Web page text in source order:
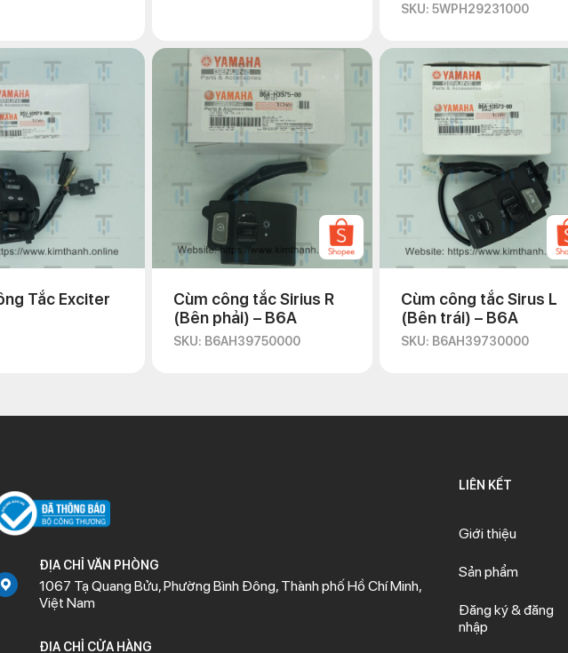
SKU: 5WPH29231000
Tắc Exciter
Cùm công tắc Sirius R
(Bên phải) – B6A
SKU: B6AH39750000
Cùm công tắc Sirus L
(Bên trái) – B6A
SKU: B6AH39730000
ĐỊA CHỈ VĂN PHÒNG
1067 Tạ Quang Bửu, Phường Bình Đông, Thành phố Hồ Chí Minh,
Việt Nam
ĐỊA CHỈ CỬA HÀNG
LIÊN KẾT
Giới thiệu
Sản phẩm
Đăng ký & đăng
nhập